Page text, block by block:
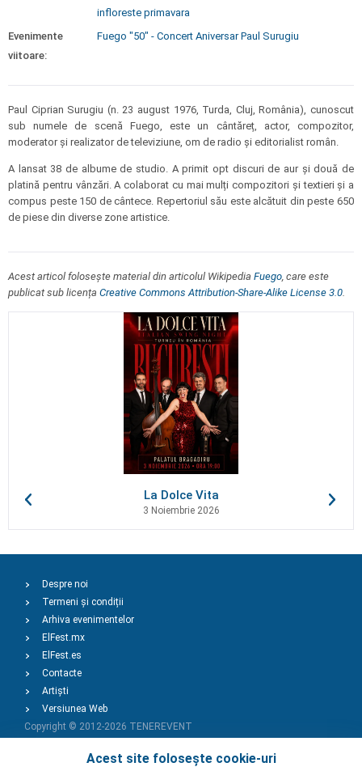
infloreste primavara
Evenimente
viitoare:
Fuego "50" - Concert Aniversar Paul Surugiu
Paul Ciprian Surugiu (n. 23 august 1976, Turda, Cluj, România), cunoscut
sub numele de scenă Fuego, este un cântăreț, actor, compozitor,
moderator și realizator de televiziune, om de radio și editorialist român.
A lansat 38 de albume de studio. A primit opt discuri de aur și două de
platină pentru vânzări. A colaborat cu mai mulți compozitori și textieri și a
compus peste 150 de cântece. Repertoriul său este alcătuit din peste 650
de piese din diverse zone artistice.
Acest articol folosește material din articolul Wikipedia Fuego, care este
publicat sub licența Creative Commons Attribution-Share-Alike License 3.0.
La Dolce Vita
3 Noiembrie 2026
Acest site folosește cookie-uri
Despre noi
Termeni și condiții
Arhiva evenimentelor
ElFest.mx
ElFest.es
Contacte
Artiști
Versiunea Web
Copyright © 2012-2026 TENEREVENT